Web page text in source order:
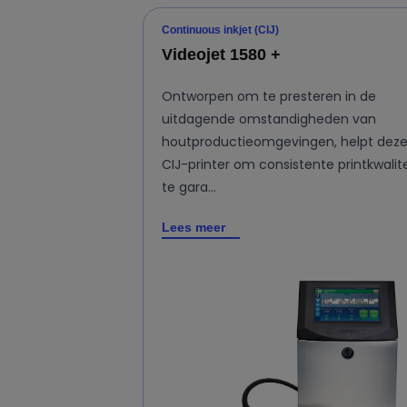
Continuous inkjet (CIJ)
Videojet 1580 +
Ontworpen om te presteren in de
uitdagende omstandigheden van
houtproductieomgevingen, helpt deze
CIJ-printer om consistente
te gara…
Lees meer